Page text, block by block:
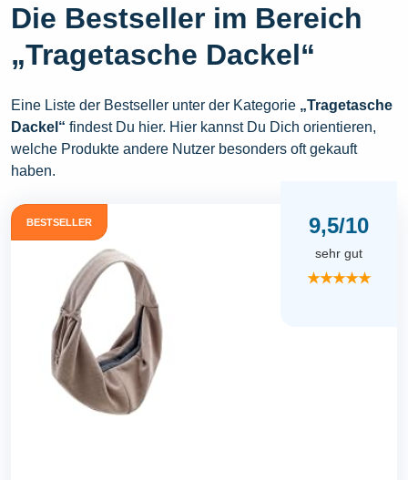
Die Bestseller im Bereich
„Tragetasche Dackel“
Eine Liste der Bestseller unter der Kategorie „Tragetasche
Dackel“ findest Du hier. Hier kannst Du Dich orientieren,
welche Produkte andere Nutzer besonders oft gekauft
haben.
BESTSELLER 9,5/10
sehr gut
★★★★★